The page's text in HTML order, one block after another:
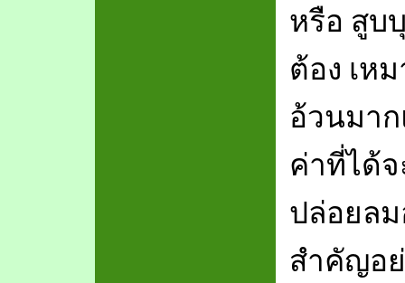
หรือ สูบ
ต้อง เห
อ้วนมา
ค่าที่ได้จ
ปล่อยล
สำคัญอ